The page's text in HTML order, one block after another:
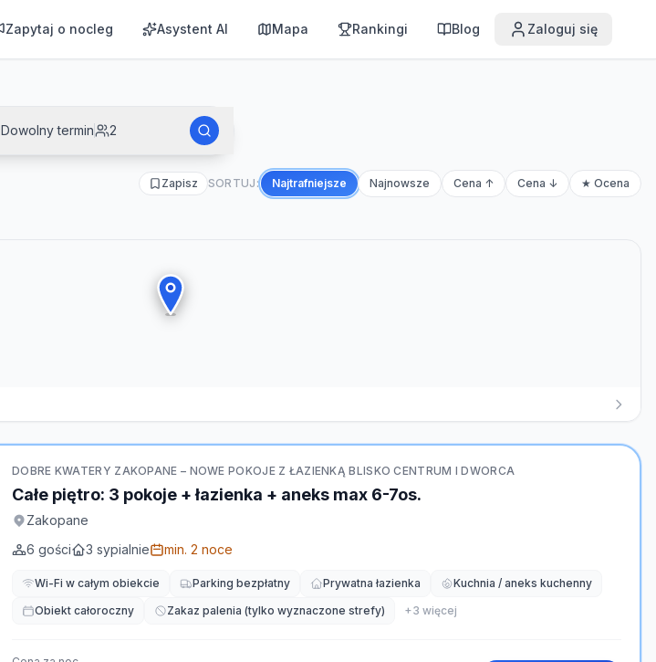
Zapytaj o nocleg Asystent AI Mapa Rankingi Blog Zaloguj się
Dowolny termin 2
Zapisz SORTUJ: Najtrafniejsze Najnowsze Cena ↑ Cena ↓ ★ Ocena
DOBRE KWATERY ZAKOPANE – NOWE POKOJE Z ŁAZIENKĄ BLISKO CENTRUM I DWORCA
Całe piętro: 3 pokoje + łazienka + aneks max 6-7os.
Zakopane
6 gości 3 sypialnie min. 2 noce
Wi-Fi w całym obiekcie Parking bezpłatny Prywatna łazienka
Kuchnia / aneks kuchenny
Obiekt całoroczny
Zakaz palenia (tylko wyznaczone strefy) +3 więcej